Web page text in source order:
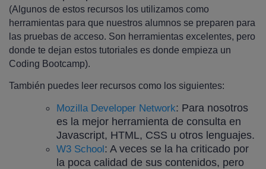
(Algunos de estos recursos los utilizamos como
herramientas para que nuestros alumnos se preparen para
las pruebas de acceso. Son herramientas excelentes, pero
donde te dejan estos tutoriales es donde empieza un
Coding Bootcamp).
También puedes leer recursos como los siguientes:
Mozilla Developer Network: Para nosotros
es la mejor herramienta de consulta en
Javascript, HTML, CSS u otros lenguajes.
W3 School: A veces se la ha criticado por
la poca calidad de sus contenidos, pero